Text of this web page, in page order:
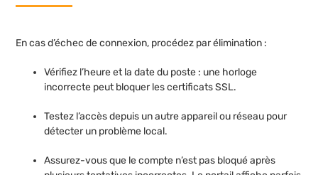
En cas d’échec de connexion, procédez par élimination :
Vérifiez l’heure et la date du poste : une horloge
incorrecte peut bloquer les certificats SSL.
Testez l’accès depuis un autre appareil ou réseau pour
détecter un problème local.
Assurez-vous que le compte n’est pas bloqué après